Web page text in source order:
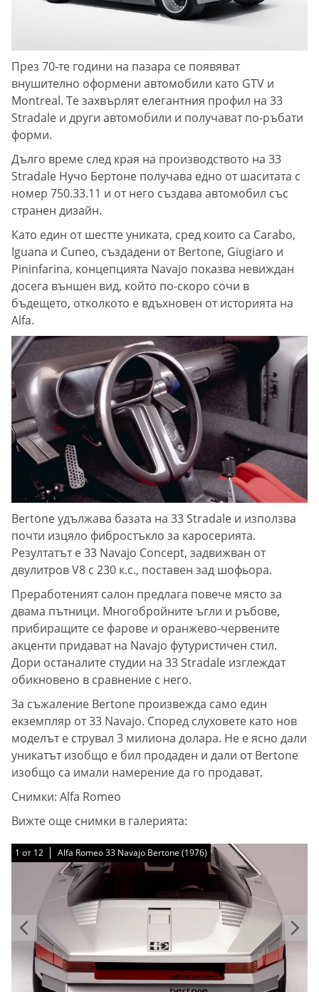
През 70-те години на пазара се появяват
внушително оформени автомобили като GTV и
Montreal. Те захвърлят елегантния профил на 33
Stradale и други автомобили и получават по-ръбати
форми.
Дълго време след края на производството на 33
Stradale Нучо Бертоне получава едно от шаситата с
номер 750.33.11 и от него създава автомобил със
странен дизайн.
Като един от шестте униката, сред които са Carabo,
Iguana и Cuneo, създадени от Bertone, Giugiaro и
Pininfarina, концепцията Navajo показва невиждан
досега външен вид, който по-скоро сочи в
бъдещето, отколкото е вдъхновен от историята на
Alfa.
Bertone удължава базата на 33 Stradale и използва
почти изцяло фибростъкло за каросерията.
Резултатът е 33 Navajo Concept, задвижван от
двулитров V8 с 230 к.с., поставен зад шофьора.
Преработеният салон предлага повече място за
двама пътници. Многобройните ъгли и ръбове,
прибиращите се фарове и оранжево-червените
акценти придават на Navajo футуристичен стил.
Дори останалите студии на 33 Stradale изглеждат
обикновено в сравнение с него.
За съжаление Bertone произвежда само един
екземпляр от 33 Navajo. Според слуховете като нов
моделът е струвал 3 милиона долара. Не е ясно дали
уникатът изобщо е бил продаден и дали от Bertone
изобщо са имали намерение да го продават.
Снимки: Alfa Romeo
Вижте още снимки в галерията:
1 от 12 Alfa Romeo 33 Navajo Bertone (1976)
1 от 12 Alfa Romeo 33 Navajo Bertone (1976)
1 от 12 Alfa Romeo 33 Navajo Bertone (1976)
1 от 12 Alfa Romeo 33 Navajo Bertone (1976)
1 от 12 Alfa Romeo 33 Navajo Bertone (1976)
1 от 12 Alfa Romeo 33 Navajo Bertone (1976)
1 от 12 Alfa Romeo 33 Navajo Bertone (1976)
1 от 12 Alfa Romeo 33 Navajo Bertone (1976)
1 от 12 Alfa Romeo 33 Navajo Bertone (1976)
1 от 12 Alfa Romeo 33 Navajo Bertone (1976)
1 от 12 Alfa Romeo 33 Navajo Bertone (1976)
1 от 12 Alfa Romeo 33 Navajo Bertone (1976)